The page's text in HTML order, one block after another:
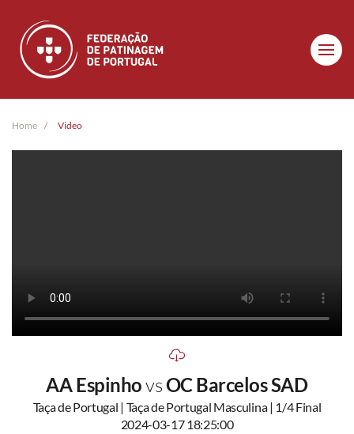
Skip to main content
Home Video
AA EspinhovsOC Barcelos SAD
Taça de Portugal | Taça de Portugal Masculina | 1/4 Final
2024-03-17 18:25:00